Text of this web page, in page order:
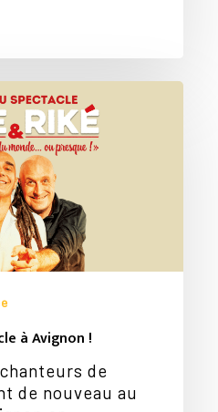
à Avignon !
de
de nouveau au